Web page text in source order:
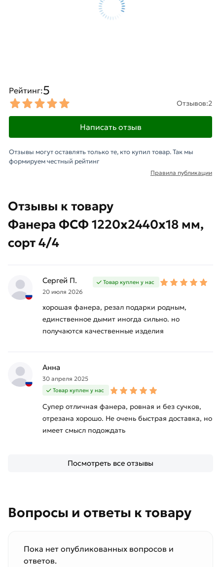
Отзывы к товару
Фанера ФСФ 1220х2440х18 мм,
сорт 4/4
Сергей П.
20 июля 2026
Товар куплен у нас
хорошая фанера, резал подарки родным,
единственное дымит иногда сильно. но
получаются качественные изделия
Анна
30 апреля 2025
Товар куплен у нас
Супер отличная фанера, ровная и без сучков,
отрезана хорошо. Не очень быстрая доставка, но
имеет смысл подождать
Посмотреть все отзывы
Рейтинг:5
Отзывов:2
Написать отзыв
Отзывы могут оставлять только те, кто купил товар. Так мы
формируем честный рейтинг
Правила публикации
Вопросы и ответы к товару
Пока нет опубликованных вопросов и
ответов.